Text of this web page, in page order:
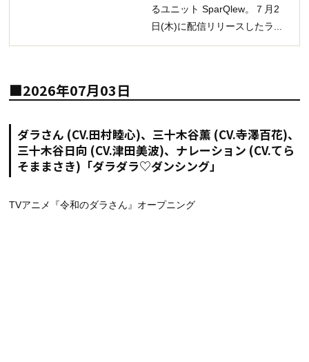
るユニット SparQlew。７月2
日(木)に配信リリースしたラ...
■2026年07月03日
ダラさん (CV.田村睦心)、三十木谷薫 (CV.寺澤百花)、
三十木谷日向 (CV.津田美波)、ナレーション (CV.てら
そままさき)「ダラダラ♡ダンシング」
TVアニメ『令和のダラさん』オープニング